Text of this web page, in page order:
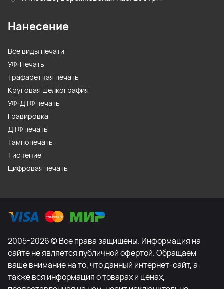
Нанесение
Все виды печати
УФ-Печать
Трафаретная печать
Круговая шелкография
УФ-ДТФ печать
Гравировка
ДТФ печать
Тампопечать
Тиснение
Цифровая печать
2005-2026 © Все права защищены. Информация на
сайте не является публичной офертой. Обращаем
ваше внимание на то, что данный интернет-сайт, а
также вся информация о товарах и ценах,